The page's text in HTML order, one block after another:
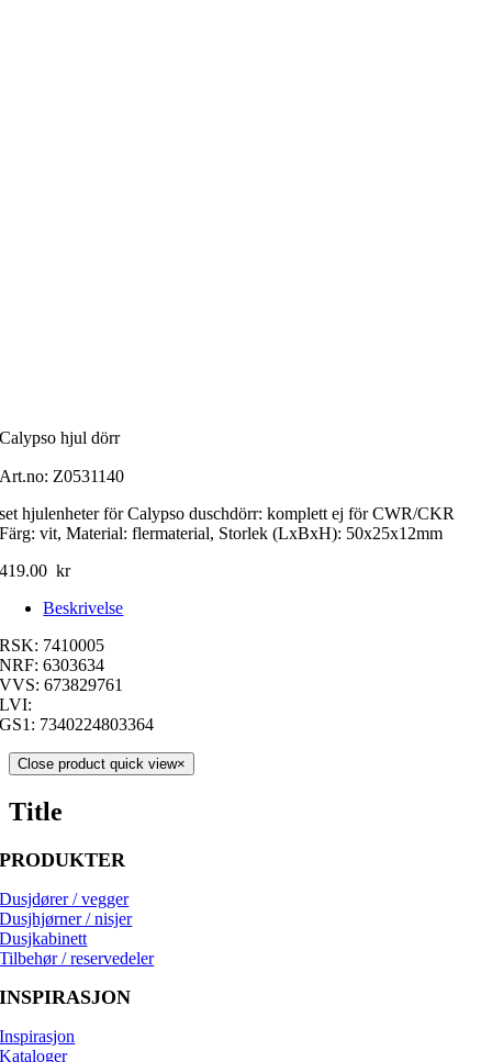
Calypso hjul dörr
Art.no: Z0531140
set hjulenheter för Calypso duschdörr: komplett ej för CWR/CKR
Färg: vit, Material: flermaterial, Storlek (LxBxH): 50x25x12mm
419.00 kr
Beskrivelse
RSK: 7410005
NRF: 6303634
VVS: 673829761
LVI:
GS1: 7340224803364
Close product quick view×
Title
PRODUKTER
Dusjdører / vegger
Dusjhjørner / nisjer
Dusjkabinett
Tilbehør / reservedeler
INSPIRASJON
Inspirasjon
Kataloger